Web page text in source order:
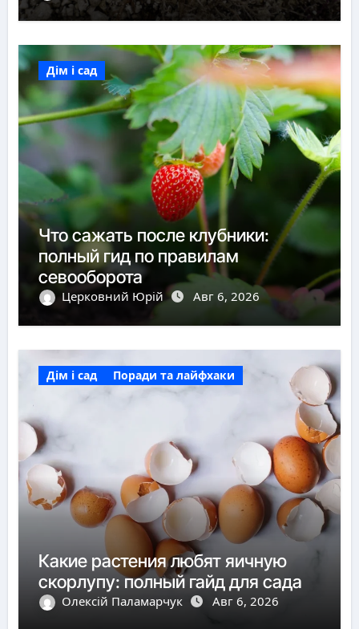
Дім і сад
Что сажать после клубники:
полный гид по правилам
севооборота
Церковний Юрій Авг 6, 2026
Дім і сад Поради та лайфхаки
Какие растения любят яичную
скорлупу: полный гайд для сада
Олексій Паламарчук Авг 6, 2026